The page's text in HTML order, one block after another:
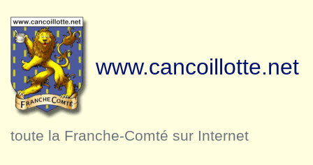
www.cancoillotte.net
toute la Franche-Comté sur Internet